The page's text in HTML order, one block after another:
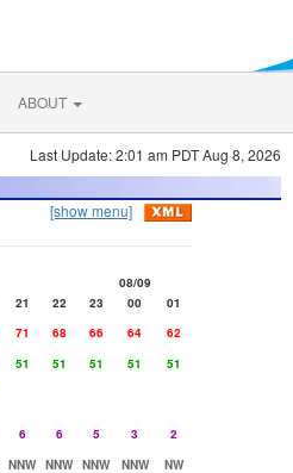
ABOUT
Last Update: 2:01 am PDT Aug 8, 2026
[show menu]
08/09
21 22 23 00
01
71 68 66 64
62
51 51 51 51
51
6 6 5 3
2
NNW NNW NNW NNW
NW